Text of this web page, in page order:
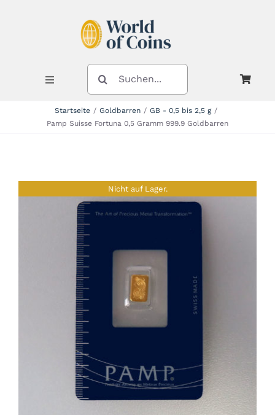
Toggle
Navigation
Kategorien
Angebote
Über Uns
Kontakt
SUCHE
NACH:
Startseite Goldbarren
GB - 0,5 bis 2,5 g
Pamp Suisse Fortuna 0,5 Gramm 999.9 Goldbarren
Nicht auf Lager.